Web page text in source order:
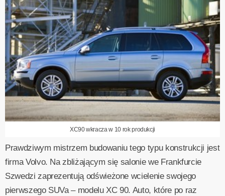
XC90 wkracza w 10 rok produkcji
Prawdziwym mistrzem budowaniu tego typu konstrukcji jest
firma Volvo. Na zbliżającym się salonie we Frankfurcie
Szwedzi zaprezentują odświeżone wcielenie swojego
pierwszego SUVa – modelu XC 90. Auto, które po raz